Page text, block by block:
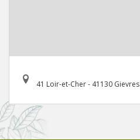
41 Loir-et-Cher - 41130 Gievres